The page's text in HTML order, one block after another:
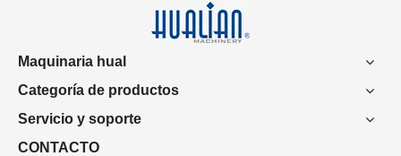
Maquinaria hual
Categoría de productos
Servicio y soporte
CONTACTO